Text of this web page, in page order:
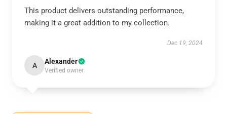
This product delivers outstanding performance,
making it a great addition to my collection.
Dec 19, 2024
A Alexander
Verified owner